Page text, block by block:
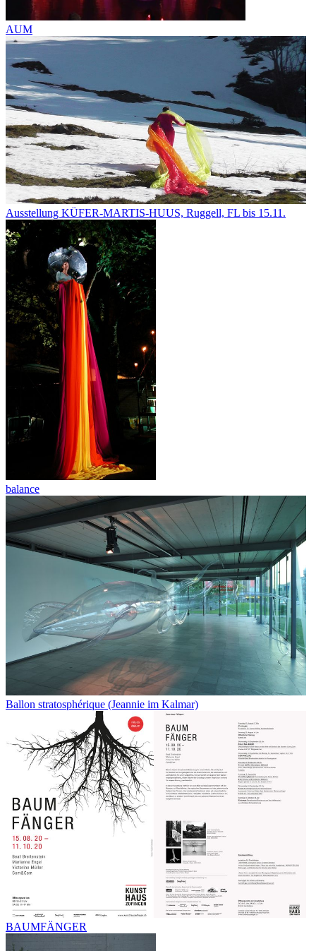
AUM
Ausstellung KÜFER-MARTIS-HUUS, Ruggell, FL bis 15.11.
balance
Ballon stratosphérique (Jeannie im Kalmar)
BAUMFÄNGER